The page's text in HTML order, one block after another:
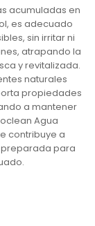
acumuladas en
es adecuado
sin irritar ni
atrapando la
y revitalizada.
naturales
propiedades
a mantener
Agua
contribuye a
preparada para